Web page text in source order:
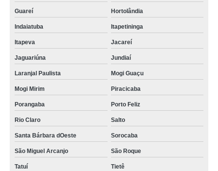
Guareí Hortolândia
Indaiatuba Itapetininga
Itapeva Jacareí
Jaguariúna Jundiaí
Laranjal Paulista Mogi Guaçu
Mogi Mirim Piracicaba
Porangaba Porto Feliz
Rio Claro Salto
Santa Bárbara dOeste Sorocaba
São Miguel Arcanjo São Roque
Tatuí
Tietê